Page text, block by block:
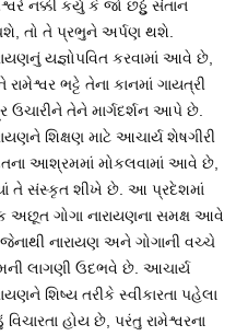
નક્કી કર્યું કે જો છઠ્ઠું સંતાન
તો તે પ્રભુને અર્પણ થશે.
યજ્ઞોપવિત કરવામાં આવે છે,
ભટ્ટે તેના કાનમાં ગાયત્રી
ઉચારીને તેને માર્ગદર્શન આપે છે.
શિક્ષણ માટે આચાર્ય શેષગીરી
આશ્રમમાં મોકલવામાં આવે છે,
તે સંસ્કૃત શીખે છે. આ પ્રદેશમાં
અછૂત ગોગા નારાયણના સમક્ષ આવે
નારાયણ અને ગોગાની વચ્ચે
લાગણી ઉદભવે છે. આચાર્ય
શિષ્ય તરીકે સ્વીકારતા પહેલા
વિચારતા હોય છે, પરંતુ રામેશ્વરના